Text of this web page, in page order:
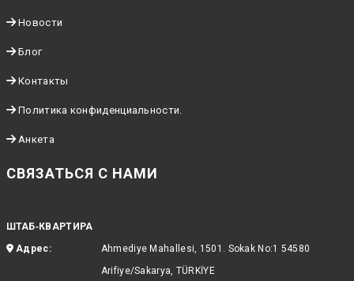
Новости
Блог
Контакты
Политика конфиденциальности.
Анкета
СВЯЗАТЬСЯ С НАМИ
ШТАБ‑КВАРТИРА
Адрес:
Ahmediye Mahallesi, 1501. Sokak No:1 54580
Arifiye/Sakarya, TÜRKİYE